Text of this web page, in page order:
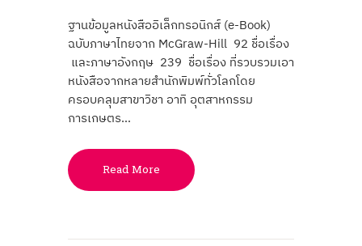
ฐานข้อมูลหนังสืออิเล็กทรอนิกส์ (e-Book)
ฉบับภาษาไทยจาก McGraw-Hill 92 ชื่อเรื่อง
และภาษาอังกฤษ 239 ชื่อเรื่อง ที่รวบรวมเอา
หนังสือจากหลายสำนักพิมพ์ทั่วโลกโดย
ครอบคลุมสาขาวิชา อาทิ อุตสาหกรรม
การเกษตร…
Read More